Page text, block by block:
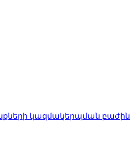
կազմակերպման բաժին